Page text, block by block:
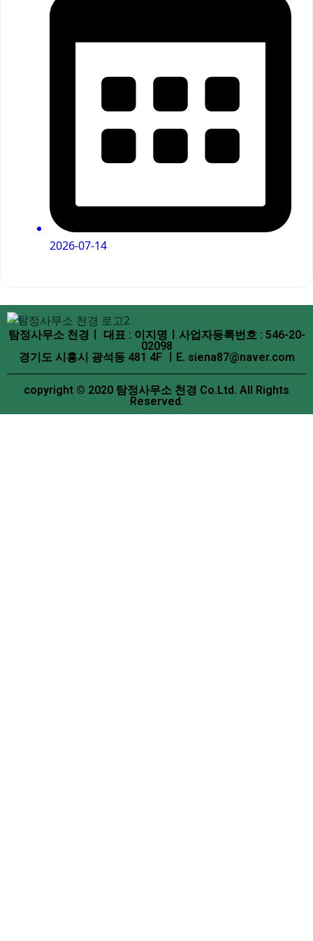
2026-07-14
탐정사무소 천경ㅣ 대표 : 이지명ㅣ사업자등록번호 : 546-20-
02098
경기도 시흥시 광석동 481 4F ㅣE. siena87@naver.com
copyright © 2020 탐정사무소 천경 Co.Ltd. All Rights
Reserved.